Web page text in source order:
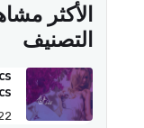
الأكثر
التصنيف